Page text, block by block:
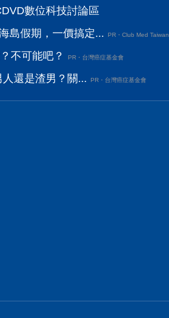
數位科技討論區
島假期，一價搞定...
PR・Club Med Taiwan
不可能吧？ PR・台灣癌症基金會
還是渣男？關... PR・台灣癌症基金會